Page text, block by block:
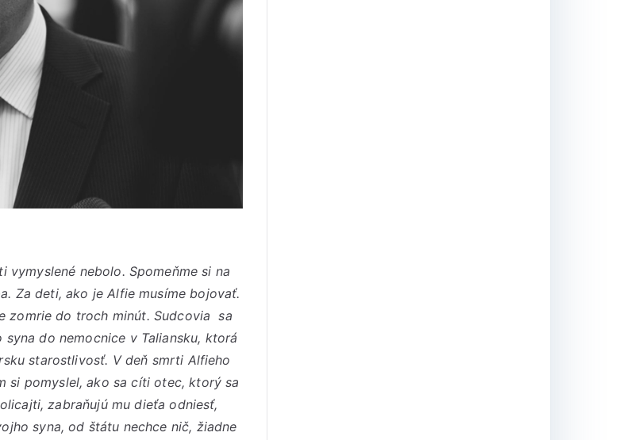
vymyslené nebolo. Spomeňme si na
Za deti, ako je Alfie musíme bojovať.
zomrie do troch minút. Sudcovia sa
do nemocnice v Taliansku, ktorá
starostlivosť. V deň smrti Alfieho
si pomyslel, ako sa cíti otec, ktorý sa
zabraňujú mu dieťa odniesť,
syna, od štátu nechce nič, žiadne